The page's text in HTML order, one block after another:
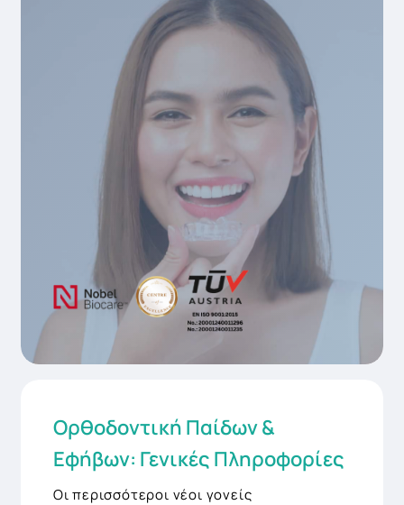
Ορθοδοντική Παίδων &
Εφήβων: Γενικές Πληροφορίες
Οι περισσότεροι νέοι γονείς